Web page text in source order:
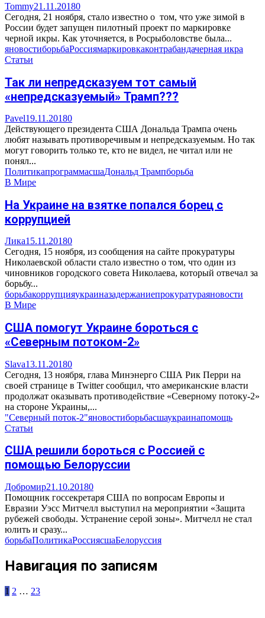
Tommy21.11.20180
Сегодня, 21 ноября, стало известно о том, что уже зимой в
России будет запущен пилотный проект по маркировке
черной икры. Как уточняется, в Росрыболовстве была...
яновостиборьбаРоссиямаркировкаконтрабандачерная икра
Статьи
Так ли непредсказуем тот самый
«непредсказуемый» Трамп???
Pavel19.11.20180
Действующего президента США Дональда Трампа очень
любят называть противоречивым и непредсказуемым. Но так
могут говорить только те, кто не видел, не читал или не
понял...
ПолитикапрограммасшаДональд Трампборьба
В Мире
На Украине на взятке попался борец с
коррупцией
Лика15.11.20180
Сегодня, 15 ноября, из сообщения на сайте прокуратуры
Николаевской области стало известно о том, что один из
чиновников городского совета Николаева, который отвечал за
борьбу...
борьбакоррупцияукраиназадержаниепрокуратураяновости
В Мире
США помогут Украине бороться с
«Северным потоком-2»
Slava13.11.20180
Сегодня, 13 ноября, глава Минэнерго США Рик Перри на
своей странице в Twitter сообщил, что американские власти
продолжат оказывать противодействие «Северному потоку-2»
на стороне Украины,...
"Северный поток-2"яновостиборьбасшаукраинапомощь
Статьи
США решили бороться с Россией с
помощью Белоруссии
Добромир21.10.20180
Помощник госсекретаря США по вопросам Европы и
Евразии Уэсс Митчелл выступил на мероприятии «Защита
рубежей свободы. Устранение серой зоны». Митчелл не стал
юлить и сразу...
борьбаПолитикаРоссиясшаБелоруссия
Навигация по записям
1 2 … 23